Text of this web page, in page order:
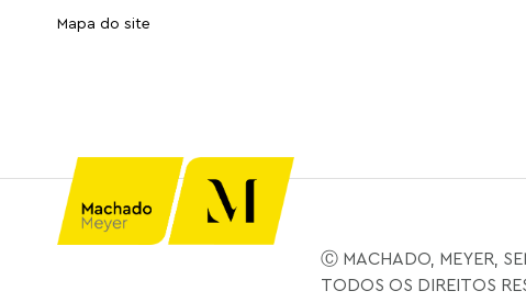
Mapa do site
Ⓒ MACHADO, MEYER,
TODOS OS DIREITOS